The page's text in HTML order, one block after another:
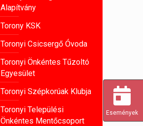
Alapítvány
Torony KSK
Toronyi Csicsergő Óvoda
Toronyi Önkéntes Tűzoltó
Egyesület
Toronyi Szépkorúak Klubja
Toronyi Települési
Önkéntes Mentőcsoport
Események